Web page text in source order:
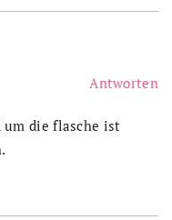
die flasche ist
Antworten